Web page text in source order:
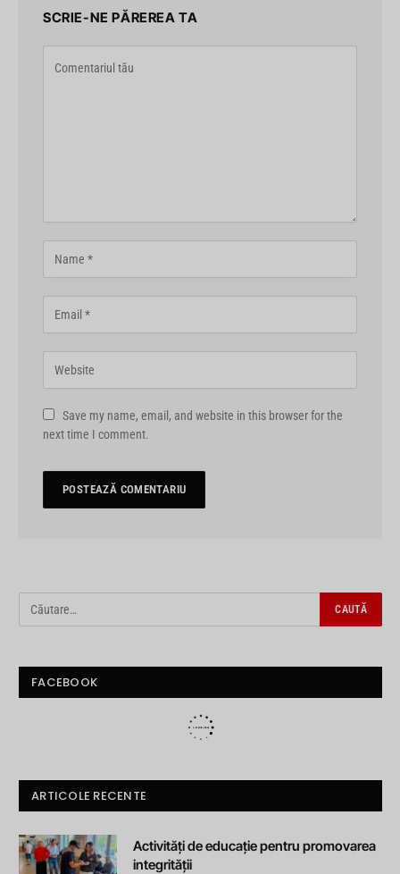
SCRIE-NE PĂREREA TA
Save my name, email, and website in this browser for the
next time I comment.
FACEBOOK
ARTICOLE RECENTE
Activități de educație pentru promovarea
integrității